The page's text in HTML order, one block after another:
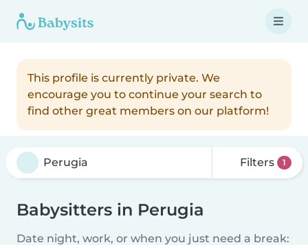
This profile is currently private. We
encourage you to continue your search to
find other great members on our platform!
Filters 1
Babysitters in Perugia
Date night, work, or when you just need a break: